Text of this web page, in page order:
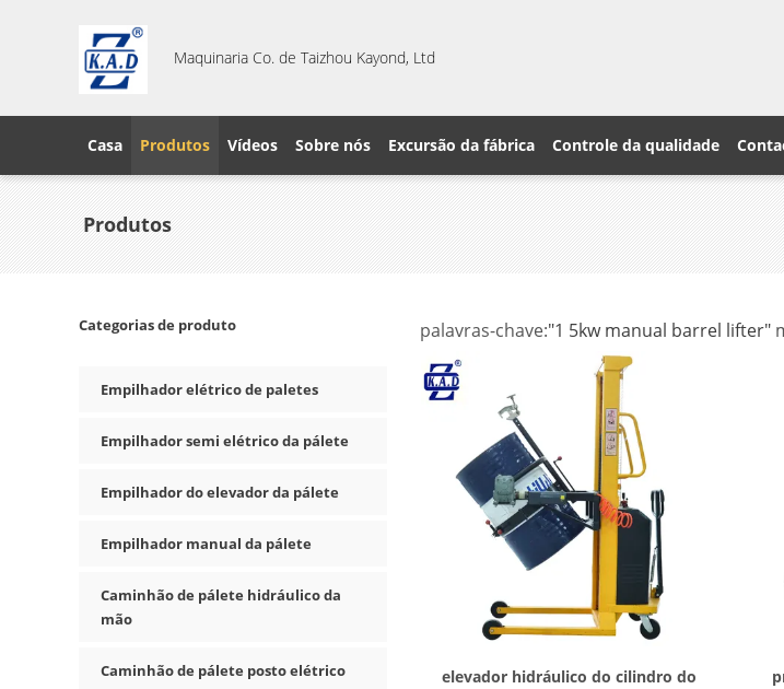
Maquinaria Co. de Taizhou Kayond, Ltd
Casa Produtos Vídeos Sobre nós Excursão da fábrica Controle da qualidade
Produtos
Categorias de produto
Empilhador elétrico de paletes
Empilhador semi elétrico da pálete
Empilhador do elevador da pálete
Empilhador manual da pálete
Caminhão de pálete hidráulico da
mão
Caminhão de pálete posto elétrico
palavras-chave:"1 5kw manual barrel lifter"
elevador hidráulico do cilindro do